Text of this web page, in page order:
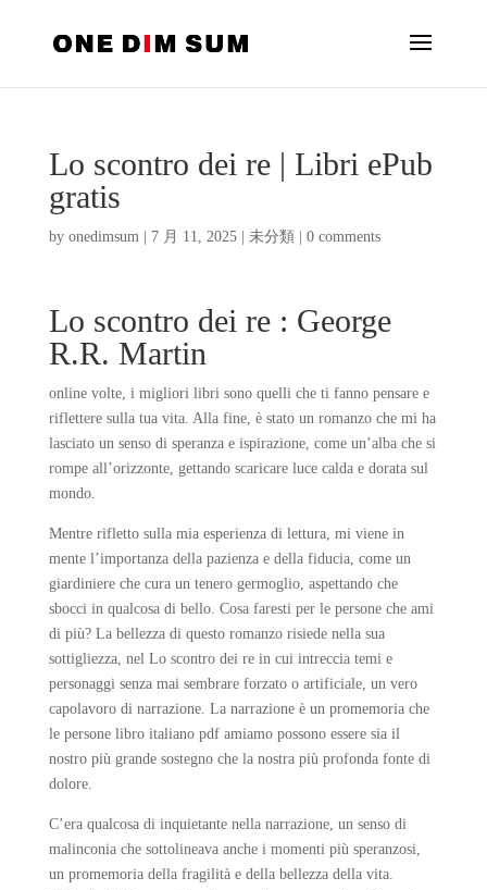
Lo scontro dei re | Libri ePub
gratis
by onedimsum| 7 月 11, 2025| 未分類 0 comments
Lo scontro dei re : George
R.R. Martin
online volte, i migliori libri sono quelli che ti fanno pensare e
riflettere sulla tua vita. Alla fine, è stato un romanzo che mi ha
lasciato un senso di speranza e ispirazione, come un’alba che si
rompe all’orizzonte, gettando scaricare luce calda e dorata sul
mondo.
Mentre rifletto sulla mia esperienza di lettura, mi viene in
mente l’importanza della pazienza e della fiducia, come un
giardiniere che cura un tenero germoglio, aspettando che
sbocci in qualcosa di bello. Cosa faresti per le persone che ami
di più? La bellezza di questo romanzo risiede nella sua
sottigliezza, nel Lo scontro dei re in cui intreccia temi e
personaggi senza mai sembrare forzato o artificiale, un vero
capolavoro di narrazione. La narrazione è un promemoria che
le persone libro italiano pdf amiamo possono essere sia il
nostro più grande sostegno che la nostra più profonda fonte di
dolore.
C’era qualcosa di inquietante nella narrazione, un senso di
malinconia che sottolineava anche i momenti più speranzosi,
un promemoria della fragilità e della bellezza della vita.